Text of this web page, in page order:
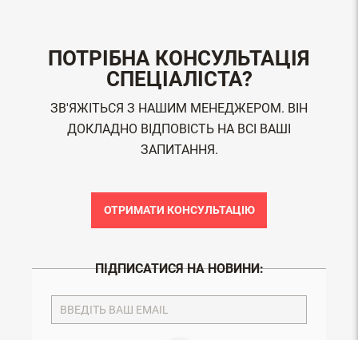
ПОТРІБНА КОНСУЛЬТАЦІЯ
СПЕЦІАЛІСТА?
ЗВ'ЯЖІТЬСЯ З НАШИМ МЕНЕДЖЕРОМ. ВІН
ДОКЛАДНО ВІДПОВІСТЬ НА ВСІ ВАШІ
ЗАПИТАННЯ.
ОТРИМАТИ КОНСУЛЬТАЦІЮ
ПІДПИСАТИСЯ НА НОВИНИ: